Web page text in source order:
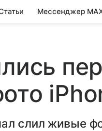
Мессенджер
слил живые